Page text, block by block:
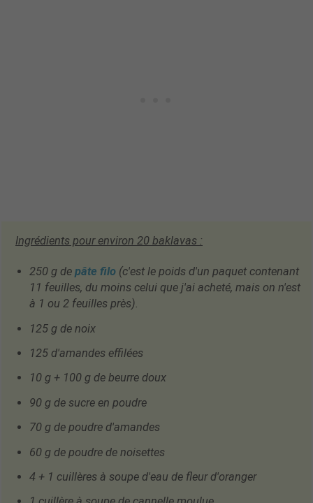
Ingrédients pour environ 20 baklavas :
250 g de pâte filo (c'est le poids d'un paquet contenant
11 feuilles, du moins celui que j'ai acheté, mais on n'est
à 1 ou 2 feuilles près).
125 g de noix
125 d'amandes effilées
10 g + 100 g de beurre doux
90 g de sucre en poudre
70 g de poudre d'amandes
60 g de poudre de noisettes
4 + 1 cuillères à soupe d'eau de fleur d'oranger